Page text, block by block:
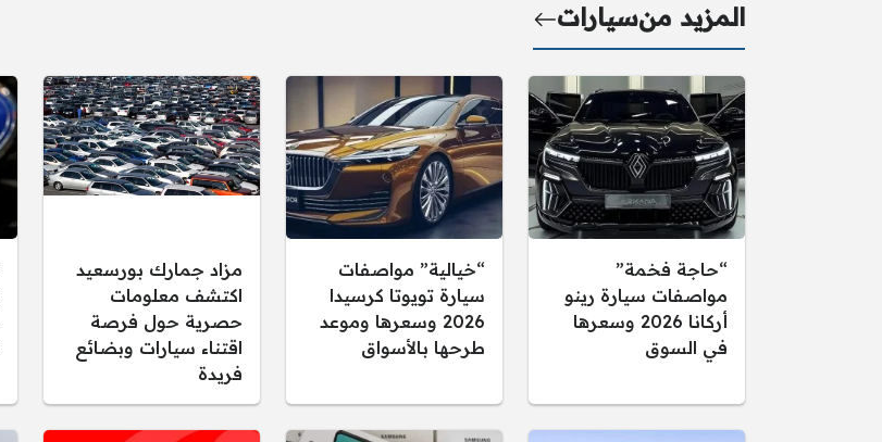
المزيد منسيارات
“حاجة فخمة”
مواصفات سيارة رينو
أركانا 2026 وسعرها
في السوق
“خيالية” مواصفات
سيارة تويوتا كرسيدا
2026 وسعرها وموعد
طرحها بالأسواق
مزاد جمارك بورسعيد
اكتشف معلومات
حصرية حول فرصة
اقتناء سيارات وبضائع
فريدة